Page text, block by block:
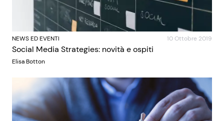
NEWS ED EVENTI 10 Ottobre 2019
Social Media Strategies: novità e ospiti
Elisa Botton